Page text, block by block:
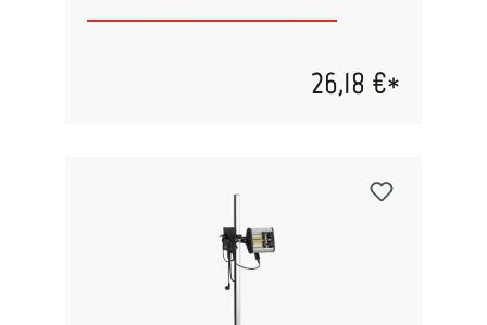
26,18 €*